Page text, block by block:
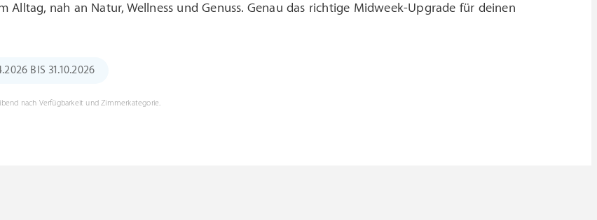
Alltag, nah an Natur, Wellness und Genuss. Genau das richtige Midweek-Upgrade für deinen
BIS 31.10.2026
nach Verfügbarkeit und Zimmerkategorie.